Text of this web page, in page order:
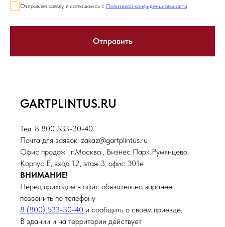
Отправляя заявку, я соглашаюсь с Политикой конфиденциальности
Отправить
GARTPLINTUS.RU
Тел. 8 800 533-30-40
Почта для заявок: zakaz@gartplintus.ru
Офис продаж : г.Москва , Бизнес Парк Румянцево,
Корпус Е, вход 12, этаж 3, офис 301е
ВНИМАНИЕ!
Перед приходом в офис обязательно заранее
позвонить по телефону
8 (800) 533-30-40 и сообщить о своем приезде.
В здании и на территории действует